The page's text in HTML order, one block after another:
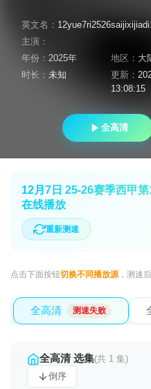
英文名：
主演：
年份： 2025年 地区： 大
时长： 未知 更新：
13:08:15
全高清
12月7日 25-26赛季西甲
在线播放
重新测速
点击下面按钮切换不同播放源，测速
全高清 测速失败
全高清 选集(共 1 集)
倒序